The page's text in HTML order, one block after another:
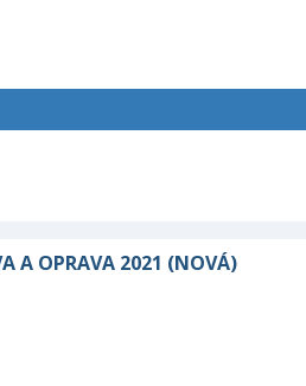
A OPRAVA 2021 (NOVÁ)